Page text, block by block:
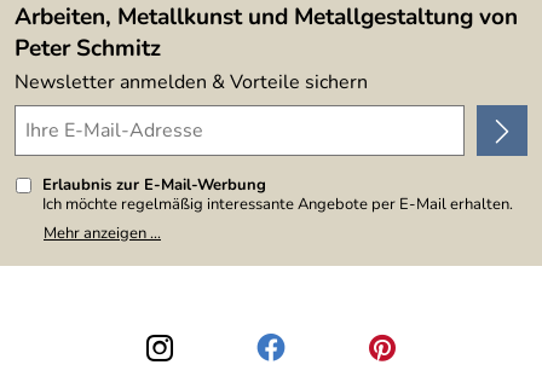
Arbeiten, Metallkunst und Metallgestaltung von
Peter Schmitz
Newsletter anmelden & Vorteile sichern
Erlaubnis zur E-Mail-Werbung
Ich möchte regelmäßig interessante Angebote per E-Mail erhalten.
Meine E-Mail-Adresse wird nicht an andere Unternehmen
weitergegeben. Zu statistischen Zwecken wird in anonymer Form
den Link "Abmelden" am Ende des Newsletters anklicke. Die
Datenschutzerklärung
habe ich zur Kenntnis genommen.
Mehr anzeigen ...